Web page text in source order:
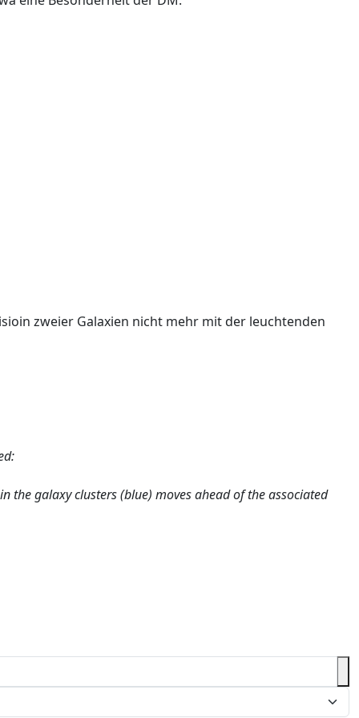
zweier Galaxien nicht mehr mit der leuchtenden
the galaxy clusters (blue) moves ahead of the associated